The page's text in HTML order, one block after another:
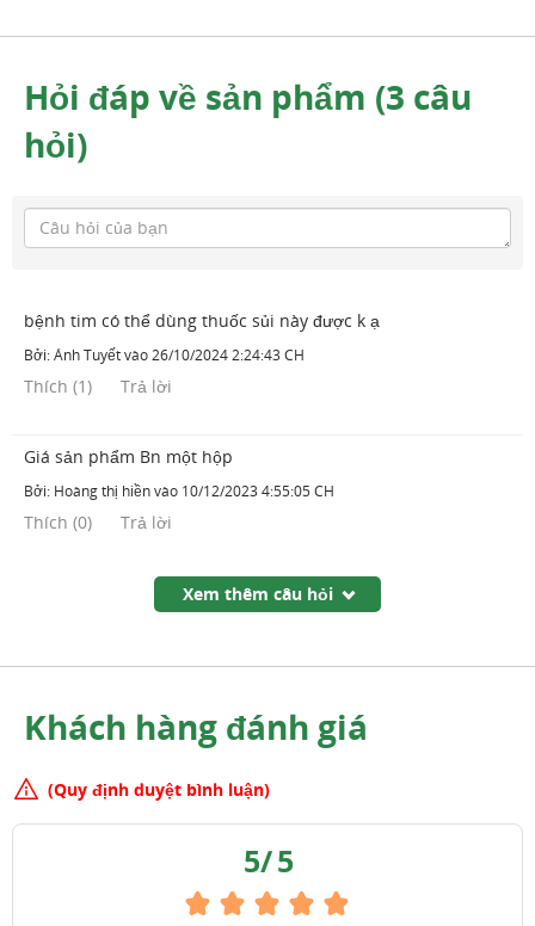
Hỏi đáp về sản phẩm (3 câu
hỏi)
bệnh tim có thể dùng thuốc sủi này được k ạ
Bởi:Ánh Tuyếtvào26/10/2024 2:24:43 CH
Thích (1) Trả lời
Giá sản phẩm Bn một hộp
Bởi: Hoàng thị hiềnvào 10/12/2023 4:55:05 CH
Thích (0) Trả lời
Xem thêm câu hỏi
Khách hàng đánh giá
(Quy định duyệt bình luận)
5/5